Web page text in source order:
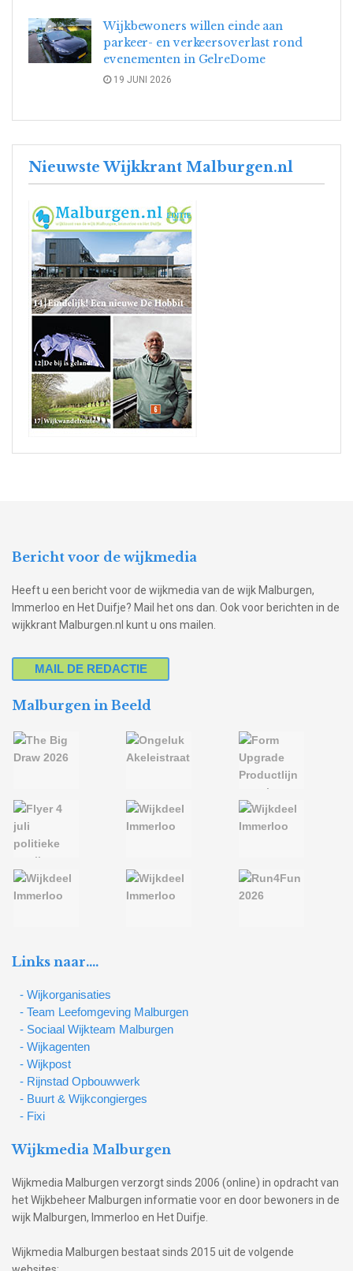
Wijkbewoners willen einde aan
parkeer- en verkeersoverlast rond
evenementen in GelreDome
19 JUNI 2026
Nieuwste Wijkkrant Malburgen.nl
Bericht voor de wijkmedia
Heeft u een bericht voor de wijkmedia van de wijk Malburgen,
Immerloo en Het Duifje? Mail het ons dan. Ook voor berichten in de
wijkkrant Malburgen.nl kunt u ons mailen.
MAIL DE REDACTIE
Malburgen in Beeld
Links naar….
- Wijkorganisaties
- Team Leefomgeving Malburgen
- Sociaal Wijkteam Malburgen
- Wijkagenten
- Wijkpost
- Rijnstad Opbouwwerk
- Buurt & Wijkcongierges
- Fixi
Wijkmedia Malburgen
Wijkmedia Malburgen verzorgt sinds 2006 (online) in opdracht van
het Wijkbeheer Malburgen informatie voor en door bewoners in de
wijk Malburgen, Immerloo en Het Duifje.
Wijkmedia Malburgen bestaat sinds 2015 uit de volgende